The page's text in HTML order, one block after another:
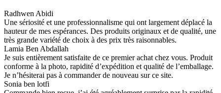
Radhwen Abidi
Une sériosité et une professionnalisme qui ont largement déplacé la
hauteur de mes espérances. Des produits originaux et de qualité, une
très grande variété de choix à des prix très raisonnables.
Lamia Ben Abdallah
Je suis entièrement satisfaite de ce premier achat chez vous. Produit
conforme à la photo, rapidité d’expédition et qualité de l’emballage.
Je n’hésiterai pas à commander de nouveau sur ce site.
Sonia ben lotfi